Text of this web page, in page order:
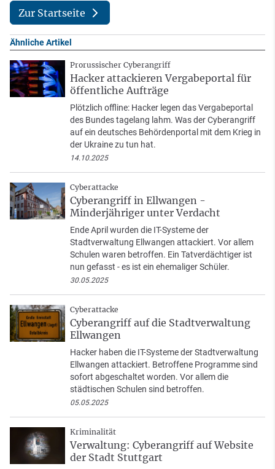
Zur Startseite
Ähnliche Artikel
Prorussischer Cyberangriff
Hacker attackieren Vergabeportal für
öffentliche Aufträge
Plötzlich offline: Hacker legen das Vergabeportal
des Bundes tagelang lahm. Was der Cyberangriff
auf ein deutsches Behördenportal mit dem Krieg in
der Ukraine zu tun hat.
14.10.2025
Cyberattacke
Cyberangriff in Ellwangen -
Minderjähriger unter Verdacht
Ende April wurden die IT-Systeme der
Stadtverwaltung Ellwangen attackiert. Vor allem
Schulen waren betroffen. Ein Tatverdächtiger ist
nun gefasst - es ist ein ehemaliger Schüler.
30.05.2025
Cyberattacke
Cyberangriff auf die Stadtverwaltung
Ellwangen
Hacker haben die IT-Systeme der Stadtverwaltung
Ellwangen attackiert. Betroffene Programme sind
sofort abgeschaltet worden. Vor allem die
städtischen Schulen sind betroffen.
05.05.2025
Kriminalität
Verwaltung: Cyberangriff auf Website
der Stadt Stuttgart